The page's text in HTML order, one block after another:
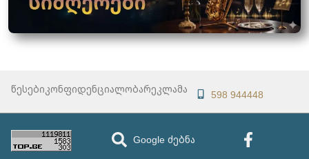
წესებიკონფიდენციალობარეკლამა 598 944448
Google ძებნა